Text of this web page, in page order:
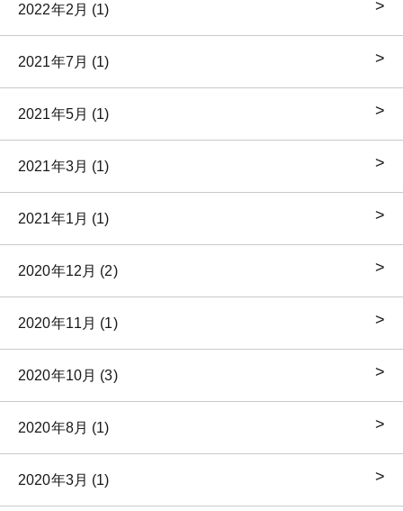
2022年2月 (1)
2021年7月 (1)
2021年5月 (1)
2021年3月 (1)
2021年1月 (1)
2020年12月 (2)
2020年11月 (1)
2020年10月 (3)
2020年8月 (1)
2020年3月 (1)